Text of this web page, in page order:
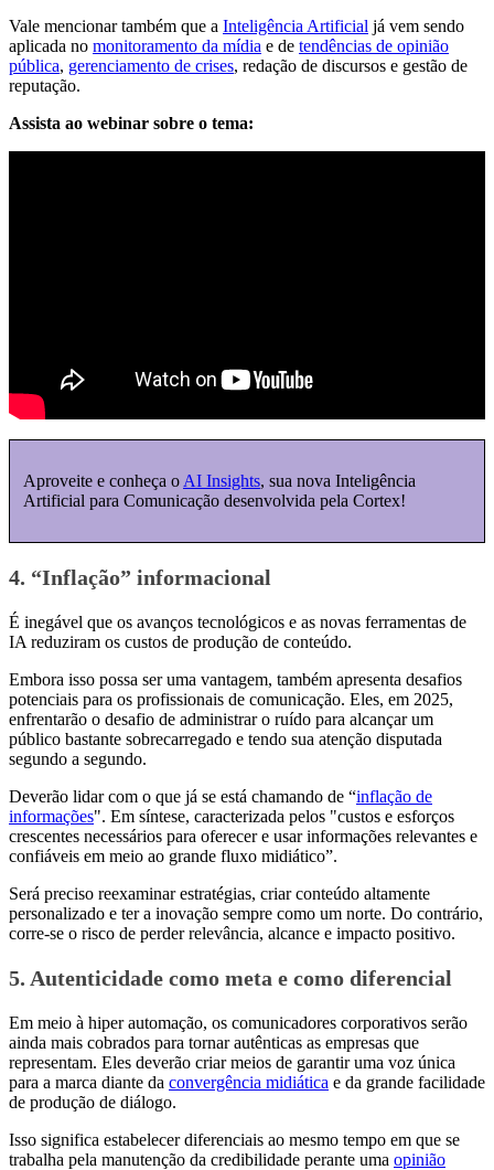
Vale mencionar também que a Inteligência Artificial já vem sendo
aplicada no monitoramento da mídia e de tendências de opinião
pública, gerenciamento de crises, redação de discursos e gestão de
reputação. ​​
Assista ao webinar sobre o tema:
Aproveite e conheça o AI Insights, sua nova Inteligência
Artificial para Comunicação desenvolvida pela Cortex!
4. “Inflação” informacional
É inegável que os avanços tecnológicos e as novas ferramentas de
IA reduziram os custos de produção de conteúdo.
Embora isso possa ser uma vantagem, também apresenta desafios
potenciais para os profissionais de comunicação. Eles, em 2025,
enfrentarão o desafio de administrar o ruído para alcançar um
público bastante sobrecarregado e tendo sua atenção disputada
segundo a segundo.
Deverão lidar com o que já se está chamando de “inflação de
informações". Em síntese, caracterizada pelos "custos e esforços
crescentes necessários para oferecer e usar informações relevantes e
confiáveis em meio ao grande fluxo midiático”.
Será preciso reexaminar estratégias, criar conteúdo altamente
personalizado e ter a inovação sempre como um norte. Do contrário,
corre-se o risco de perder relevância, alcance e impacto positivo.
5. Autenticidade como meta e como diferencial
Em meio à hiper automação, os comunicadores corporativos serão
ainda mais cobrados para tornar autênticas as empresas que
representam. Eles deverão criar meios de garantir uma voz única
para a marca diante da convergência midiática e da grande facilidade
de produção de diálogo.
Isso significa estabelecer diferenciais ao mesmo tempo em que se
trabalha pela manutenção da credibilidade perante uma opinião